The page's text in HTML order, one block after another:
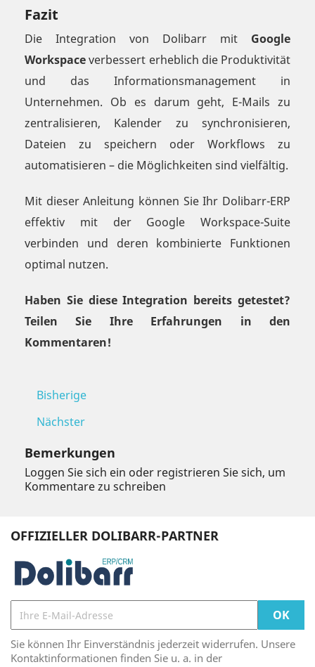
Fazit
Die Integration von Dolibarr mit Google
Workspaceverbessert erheblich die Produktivität
und das Informationsmanagement in
Unternehmen. Ob es darum geht, E-Mails zu
zentralisieren, Kalender zu synchronisieren,
Dateien zu speichern oder Workflows zu
automatisieren – die Möglichkeiten sind vielfältig.
Mit dieser Anleitung können Sie Ihr Dolibarr-ERP
effektiv mit der Google Workspace-Suite
verbinden und deren kombinierte Funktionen
optimal nutzen.
Haben Sie diese Integration bereits getestet?
Teilen Sie Ihre Erfahrungen in den
Kommentaren!
Bisherige
Nächster
Bemerkungen
Loggen Sie sich ein oder registrieren Sie sich, um
Kommentare zu schreiben
OFFIZIELLER DOLIBARR-PARTNER
Sie können Ihr Einverständnis jederzeit widerrufen. Unsere
Kontaktinformationen finden Sie u. a. in der